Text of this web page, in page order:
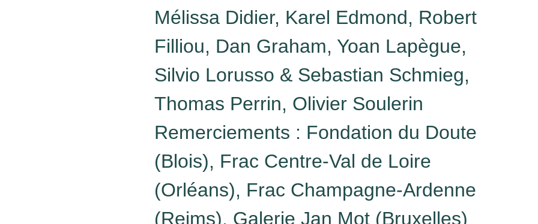
Mélissa Didier, Karel Edmond, Robert
Filliou, Dan Graham, Yoan Lapègue,
Silvio Lorusso & Sebastian Schmieg,
Thomas Perrin, Olivier Soulerin
Remerciements : Fondation du Doute
(Blois), Frac Centre-Val de Loire
(Orléans), Frac Champagne-Ardenne
(Reims), Galerie Jan Mot (Bruxelles)